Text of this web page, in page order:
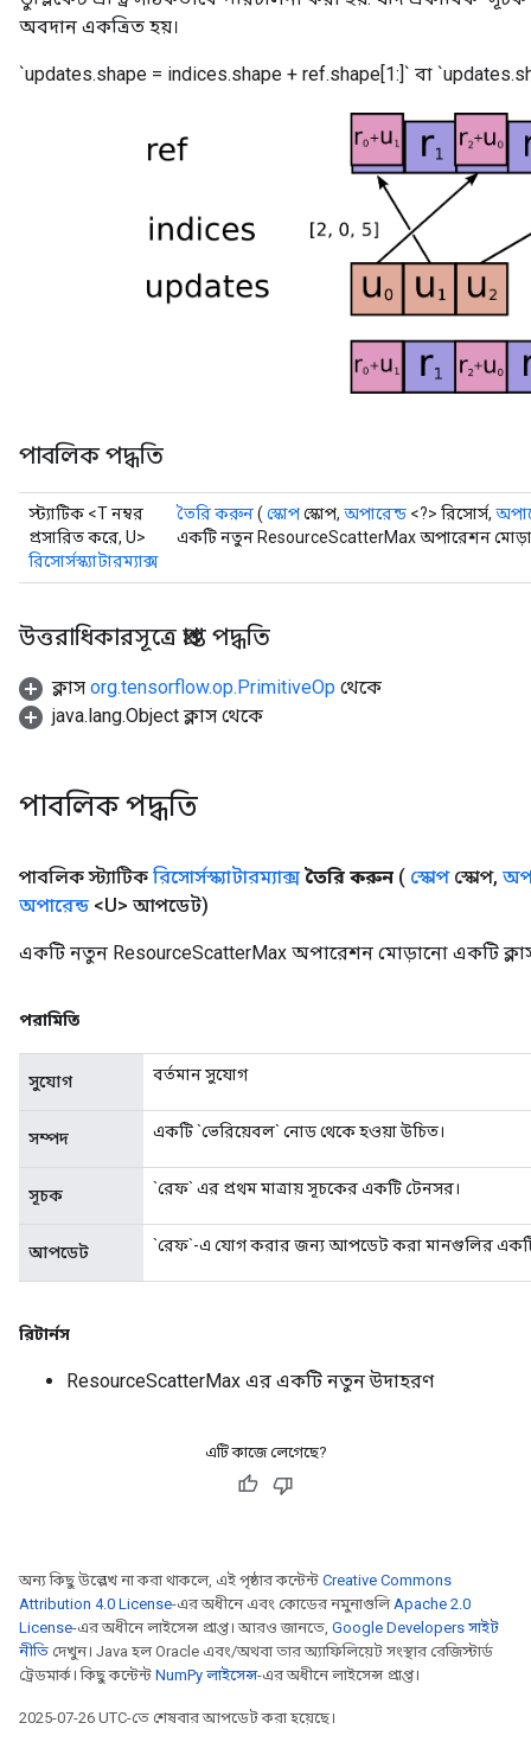
অবদান একত্রিত হয়।
`updates.shape = indices.shape + ref.shape[1:]` বা
পাবলিক পদ্ধতি
স্ট্যাটিক <T নম্বর
প্রসারিত করে, U>
রিসোর্সস্ক্যাটারম্যাক্স
তৈরি করুন( স্কোপস্কোপ, অপারেন্ড <?> রিসোর্স,
একটি নতুন ResourceScatterMax অপারেশন
উত্তরাধিকারসূত্রে প্রাপ্ত পদ্ধতি
ক্লাস org.tensorflow.op.PrimitiveOp থেকে
java.lang.Object ক্লাস থেকে
পাবলিক পদ্ধতি
পাবলিক স্ট্যাটিক রিসোর্সস্ক্যাটারম্যাক্স তৈরি করুন ( স্কোপস্কোপ,
অপারেন্ড <U> আপডেট)
একটি নতুন ResourceScatterMax অপারেশন মোড়ানো একটি
পরামিতি
সুযোগ বর্তমান সুযোগ
সম্পদ একটি `ভেরিয়েবল` নোড থেকে হওয়া উচিত।
সূচক `রেফ` এর প্রথম মাত্রায় সূচকের একটি টেনসর।
আপডেট `রেফ`-এ যোগ করার জন্য আপডেট করা মানগুলির
রিটার্নস
ResourceScatterMax এর একটি নতুন উদাহরণ
এটি কাজে লেগেছে?
অন্য কিছু উল্লেখ না করা থাকলে, এই পৃষ্ঠার কন্টেন্ট Creative Commons
Attribution 4.0 License-এর অধীনে এবং কোডের নমুনাগুলিApache 2.0
License-এর অধীনে লাইসেন্স প্রাপ্ত। আরও জানতে, Google Developers সাইট
নীতি দেখুন। Java হল Oracle এবং/অথবা তার অ্যাফিলিয়েট সংস্থার রেজিস্টার্ড
ট্রেডমার্ক। কিছু কন্টেন্ট NumPy লাইসেন্স-এর অধীনে লাইসেন্স প্রাপ্ত।
2025-07-26 UTC-তে শেষবার আপডেট করা হয়েছে।